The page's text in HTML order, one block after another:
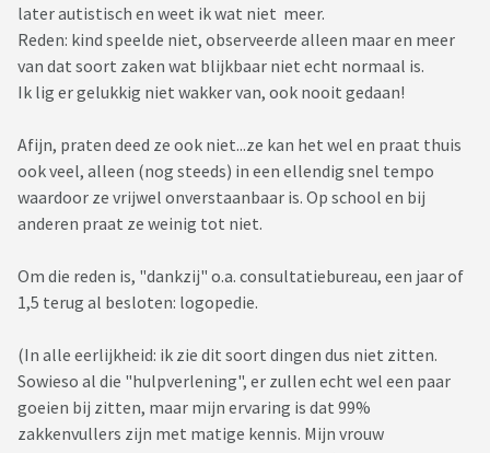
later autistisch en weet ik wat niet meer.
Reden: kind speelde niet, observeerde alleen maar en meer
van dat soort zaken wat blijkbaar niet echt normaal is.
Ik lig er gelukkig niet wakker van, ook nooit gedaan!
Afijn, praten deed ze ook niet...ze kan het wel en praat thuis
ook veel, alleen (nog steeds) in een ellendig snel tempo
waardoor ze vrijwel onverstaanbaar is. Op school en bij
anderen praat ze weinig tot niet.
Om die reden is, "dankzij" o.a. consultatiebureau, een jaar of
1,5 terug al besloten: logopedie.
(In alle eerlijkheid: ik zie dit soort dingen dus niet zitten.
Sowieso al die "hulpverlening", er zullen echt wel een paar
goeien bij zitten, maar mijn ervaring is dat 99%
zakkenvullers zijn met matige kennis. Mijn vrouw